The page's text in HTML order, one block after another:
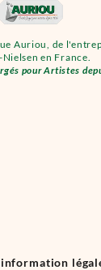
Auriou, de
Nielsen en France.
pour Artistes